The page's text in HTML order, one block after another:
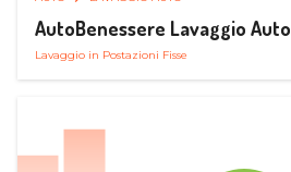
AutoBenessere Lavaggio Auto
Lavaggio in Postazioni Fisse